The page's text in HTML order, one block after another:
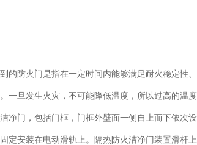
防火门是指在一定时间内能够满足耐火稳定性
旦发生火灾，不可能降低温度，所以过高的温
门，包括门框，门框外壁面一侧自上而下依次
安装在电动滑轨上。隔热防火洁净门装置滑杆